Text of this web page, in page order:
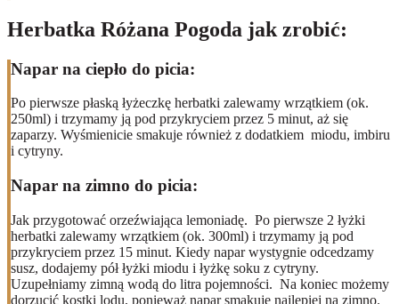
Herbatka Różana Pogoda jak zrobić:
Napar na ciepło do picia:
Po pierwsze płaską łyżeczkę herbatki zalewamy wrzątkiem (ok.
250ml) i trzymamy ją pod przykryciem przez 5 minut, aż się
zaparzy. Wyśmienicie smakuje również z dodatkiem miodu, imbiru
i cytryny.
Napar na zimno do picia:
Jak przygotować orzeźwiająca lemoniadę. Po pierwsze 2 łyżki
herbatki zalewamy wrzątkiem (ok. 300ml) i trzymamy ją pod
przykryciem przez 15 minut. Kiedy napar wystygnie odcedzamy
susz, dodajemy pół łyżki miodu i łyżkę soku z cytryny.
Uzupełniamy zimną wodą do litra pojemności. Na koniec możemy
dorzucić kostki lodu, ponieważ napar smakuje najlepiej na zimno.